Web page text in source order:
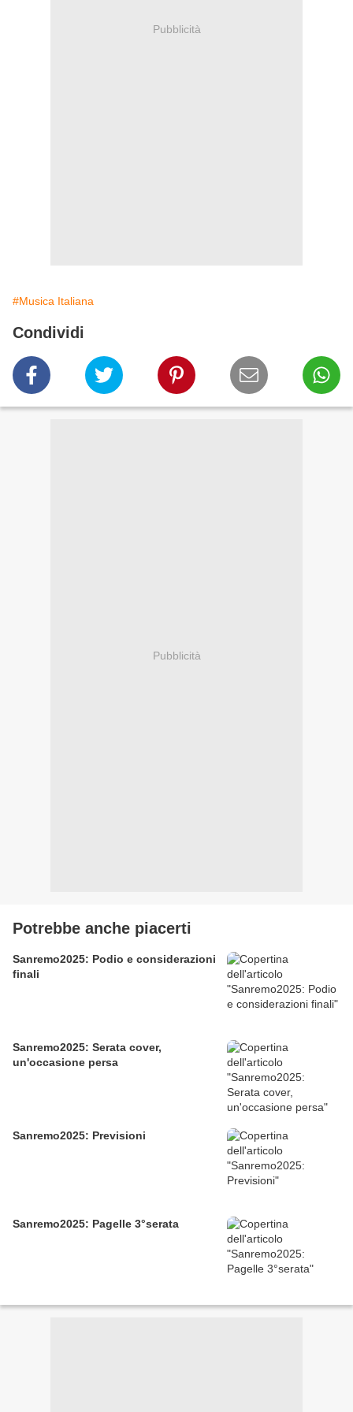
Pubblicità
#Musica Italiana
Condividi
Pubblicità
Potrebbe anche piacerti
Sanremo2025: Podio e considerazioni
finali
Sanremo2025: Serata cover,
un'occasione persa
Sanremo2025: Previsioni
Sanremo2025: Pagelle 3°serata